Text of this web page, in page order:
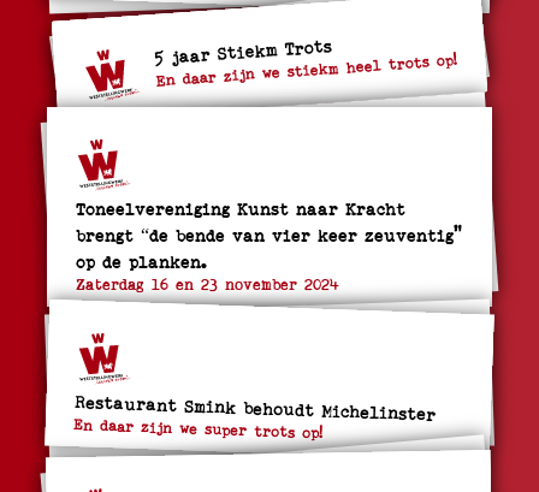
5 jaar Stiekm Trots
En daar zijn we stiekm heel trots op!
Toneelvereniging Kunst naar Kracht
brengt “de bende van vier keer zeuventig"
op de planken.
Zaterdag 16 en 23 november 2024
Restaurant Smink behoudt Michelinster
En daar zijn we super trots op!